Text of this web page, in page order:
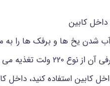
داخل کابین
شدن یخ ها و برفک ها را
تغذیه می باشد.
کابین استفاده کنید،